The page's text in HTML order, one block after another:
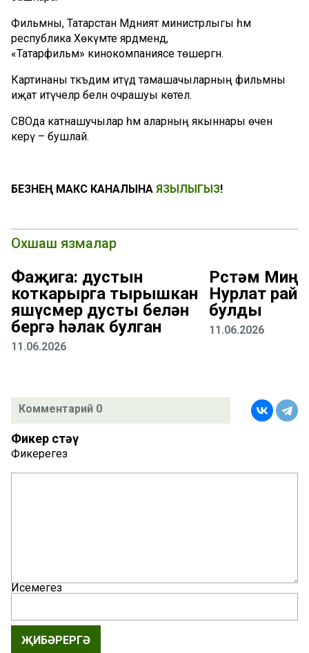
Фильмны, Татарстан Мәдәният министрлыгы һәм
республика Хөкүмәте ярдәмендә,
«Татарфильм» кинокомпаниясе төшергән.
Картинаны тәкъдим итүдә тамашачыларның фильмны
иҗат итүчеләр белән очрашуы көтелә.
СВОда катнашучылар һәм аларның якыннары өчен
керү – бушлай.
БЕЗНЕҢ МАКС КАНАЛЫНА ЯЗЫЛЫГЫЗ!
Охшаш язмалар
Фаҗига: дустын
коткарырга тырышкан
яшүсмер дусты белән
бергә һәлак булган
11.06.2026
Рөстәм
Нурлат
булды
11.06.2026
Комментарий 0
Фикер өстәү
Фикерегез
Исемегез
ҖИБӘРЕРГӘ